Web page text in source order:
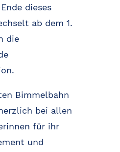
dieses
ab dem 1.
die
Bimmelbahn
bei allen
für ihr
und